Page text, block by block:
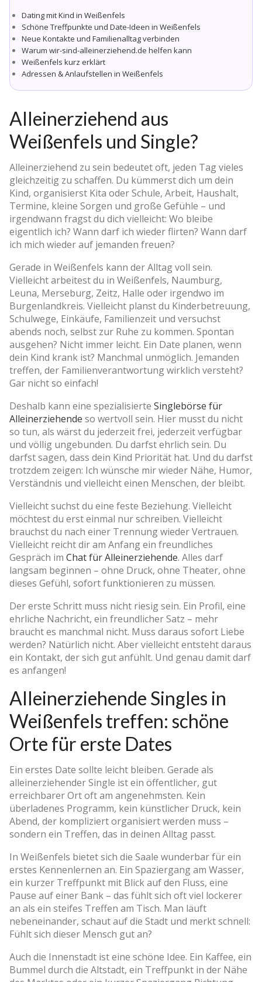
Dating mit Kind in Weißenfels
Schöne Treffpunkte und Date-Ideen in Weißenfels
Neue Kontakte und Familienalltag verbinden
Warum wir-sind-alleinerziehend.de helfen kann
Weißenfels kurz erklärt
Adressen & Anlaufstellen in Weißenfels
Alleinerziehend aus
Weißenfels und Single?
Alleinerziehend zu sein bedeutet oft, jeden Tag vieles
gleichzeitig zu schaffen. Du kümmerst dich um dein
Kind, organisierst Kita oder Schule, Arbeit, Haushalt,
Termine, kleine Sorgen und große Gefühle – und
irgendwann fragst du dich vielleicht: Wo bleibe
eigentlich ich? Wann darf ich wieder flirten? Wann darf
ich mich wieder auf jemanden freuen?
Gerade in Weißenfels kann der Alltag voll sein.
Vielleicht arbeitest du in Weißenfels, Naumburg,
Leuna, Merseburg, Zeitz, Halle oder irgendwo im
Burgenlandkreis. Vielleicht planst du Kinderbetreuung,
Schulwege, Einkäufe, Familienzeit und versuchst
abends noch, selbst zur Ruhe zu kommen. Spontan
ausgehen? Nicht immer leicht. Ein Date planen, wenn
dein Kind krank ist? Manchmal unmöglich. Jemanden
treffen, der Familienverantwortung wirklich versteht?
Gar nicht so einfach!
Deshalb kann eine spezialisierte Singlebörse für
Alleinerziehende so wertvoll sein. Hier musst du nicht
so tun, als wärst du jederzeit frei, jederzeit verfügbar
und völlig ungebunden. Du darfst ehrlich sein. Du
darfst sagen, dass dein Kind Priorität hat. Und du darfst
trotzdem zeigen: Ich wünsche mir wieder Nähe, Humor,
Verständnis und vielleicht einen Menschen, der bleibt.
Vielleicht suchst du eine feste Beziehung. Vielleicht
möchtest du erst einmal nur schreiben. Vielleicht
brauchst du nach einer Trennung wieder Vertrauen.
Vielleicht reicht dir am Anfang ein freundliches
Gespräch im Chat für Alleinerziehende. Alles darf
langsam beginnen – ohne Druck, ohne Theater, ohne
dieses Gefühl, sofort funktionieren zu müssen.
Der erste Schritt muss nicht riesig sein. Ein Profil, eine
ehrliche Nachricht, ein freundlicher Satz – mehr
braucht es manchmal nicht. Muss daraus sofort Liebe
werden? Natürlich nicht. Aber vielleicht entsteht daraus
ein Kontakt, der sich gut anfühlt. Und genau damit darf
es anfangen!
Alleinerziehende Singles in
Weißenfels treffen: schöne
Orte für erste Dates
Ein erstes Date sollte leicht bleiben. Gerade als
alleinerziehender Single ist ein öffentlicher, gut
erreichbarer Ort oft am angenehmsten. Kein
überladenes Programm, kein künstlicher Druck, kein
Abend, der kompliziert organisiert werden muss –
sondern ein Treffen, das in deinen Alltag passt.
In Weißenfels bietet sich die Saale wunderbar für ein
erstes Kennenlernen an. Ein Spaziergang am Wasser,
ein kurzer Treffpunkt mit Blick auf den Fluss, eine
Pause auf einer Bank – das fühlt sich oft viel lockerer
an als ein steifes Treffen am Tisch. Man läuft
nebeneinander, schaut auf die Stadt und merkt schnell:
Fühlt sich dieser Mensch gut an?
Auch die Innenstadt ist eine schöne Idee. Ein Kaffee, ein
Bummel durch die Altstadt, ein Treffpunkt in der Nähe